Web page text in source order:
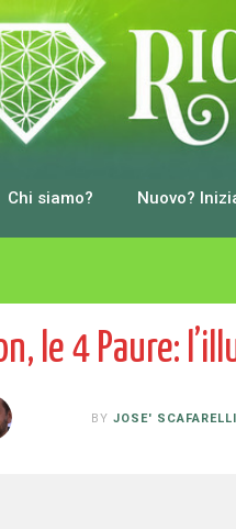
Chi siamo? Nuovo?
BYJOSE' SCAFARELLI